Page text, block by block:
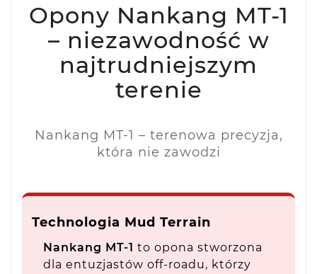
Opony Nankang MT-1
– niezawodność w
najtrudniejszym
terenie
Nankang MT-1 – terenowa precyzja,
która nie zawodzi
Technologia Mud Terrain
Nankang MT-1 to opona stworzona
dla entuzjastów off-roadu, którzy